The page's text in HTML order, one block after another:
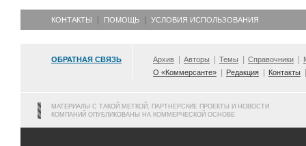
КОНТАКТЫ ПОМОЩЬ УСЛОВИЯ ИСПОЛЬЗОВАНИЯ
ОБРАТНАЯ СВЯЗЬ Архив Авторы Темы Справочники
О «Коммерсанте»
Редакция Контакты
МАТЕРИАЛЫ С ТАКОЙ МЕТКОЙ, ПАРТНЕРСКИЕ ПРОЕКТЫ И НОВОСТИ
КОМПАНИЙ ОПУБЛИКОВАНЫ НА КОММЕРЧЕСКОЙ ОСНОВЕ